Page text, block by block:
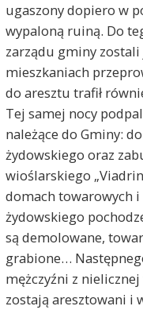
ugaszony dopiero w
wypaloną ruiną. Do
zarządu gminy
mieszkaniach
do aresztu trafił
Tej samej nocy
należące do Gminy:
żydowskiego oraz
wioślarskiego
domach towarowych
żydowskiego
są demolowane,
grabione…
mężczyźni z
zostają aresztowani i